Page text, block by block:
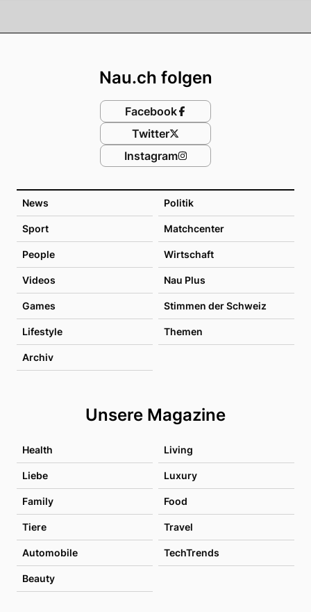
News Politik
Sport Matchcenter
People Wirtschaft
Videos Nau Plus
Games Stimmen der Schweiz
Lifestyle Themen
Archiv
Unsere Magazine
Health Living
Liebe Luxury
Family Food
Tiere Travel
Automobile TechTrends
Beauty
Nau.ch folgen
Facebook
Twitter
Instagram